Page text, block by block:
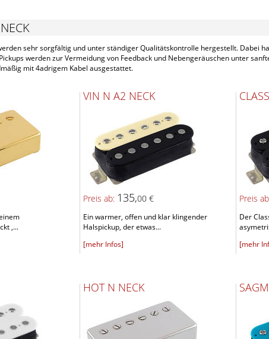
sehr sorgfältig und unter ständiger Qualitätskontrolle hergestellt. Dabei
werden zur Vermeidung von Feedback und Nebengeräuschen unter
mit 4adrigem Kabel ausgestattet.
,...
VIN N A2 NECK
Preis ab: 135,00 €
Ein warmer, offen und klar klingender
Halspickup, der etwas...
[mehr Infos]
Preis
Der
[mehr
HOT N NECK